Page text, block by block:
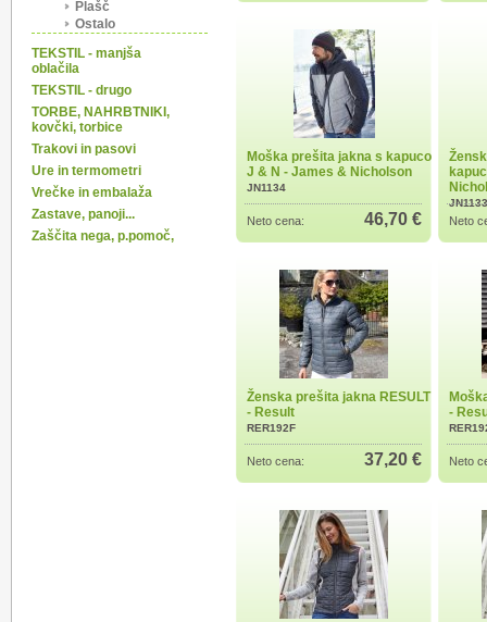
Plašč
Ostalo
TEKSTIL - manjša
oblačila
TEKSTIL - drugo
TORBE, NAHRBTNIKI,
kovčki, torbice
Trakovi in pasovi
Ure in termometri
Vrečke in embalaža
Zastave, panoji...
Zaščita nega, p.pomoč,
Moška prešita jakna s kapuco
J & N - James & Nicholson
JN1134
Neto cena: 46,70 €
JN1133
Neto
Ženska prešita jakna RESULT
- Result
RER192F
Neto cena: 37,20 €
-
Neto